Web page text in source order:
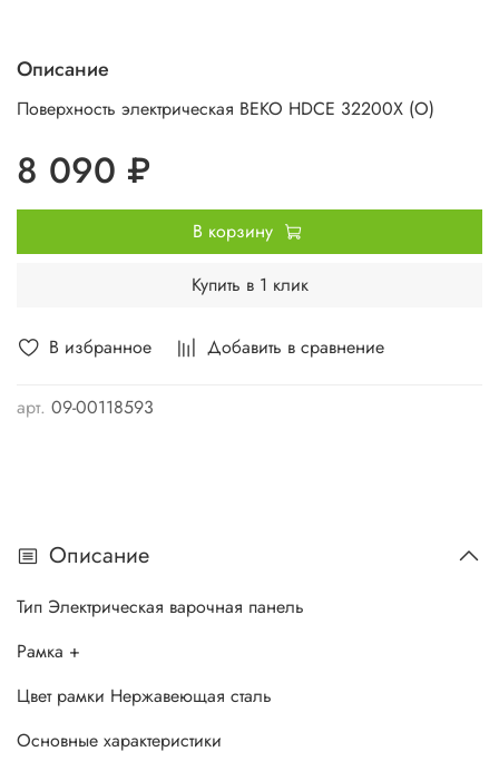
В избранное Добавить в сравнение
арт. 09-00118593
Описание
Поверхность электрическая BEKO HDCE 32200X (O)
8 090 ₽
В корзину
Купить в 1 клик
Описание
Тип Электрическая варочная панель
Рамка +
Цвет рамки Нержавеющая сталь
Основные характеристики